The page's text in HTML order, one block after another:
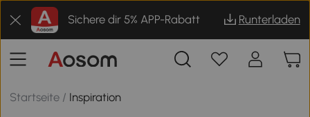
Sichere dir 5% APP-Rabatt Runterladen
Startseite / Inspiration